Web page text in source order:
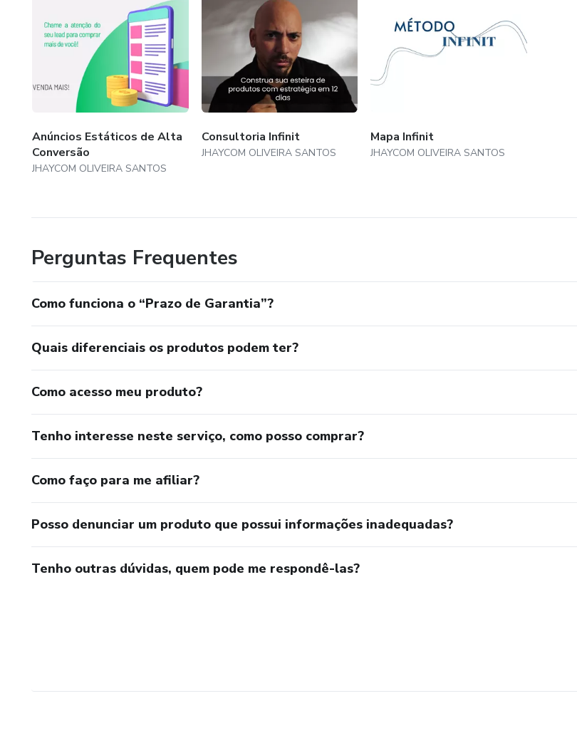
Anúncios Estáticos de Alta
Conversão
JHAYCOM OLIVEIRA SANTOS
Consultoria Infinit
JHAYCOM OLIVEIRA SANTOS
Mapa Infinit
JHAYCOM OLIVEIRA SANTOS
Perguntas Frequentes
Como funciona o “Prazo de Garantia”?
Quais diferenciais os produtos podem ter?
Como acesso meu produto?
Tenho interesse neste serviço, como posso comprar?
Como faço para me afiliar?
Posso denunciar um produto que possui informações inadequadas?
Tenho outras dúvidas, quem pode me respondê-las?